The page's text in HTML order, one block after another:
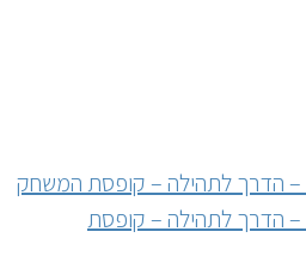
Command & Conquer – הדרך לתהילה – קופסת